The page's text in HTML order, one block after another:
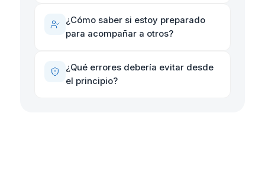
¿Cómo saber si estoy preparado
para acompañar a otros?
¿Qué errores debería evitar desde
el principio?